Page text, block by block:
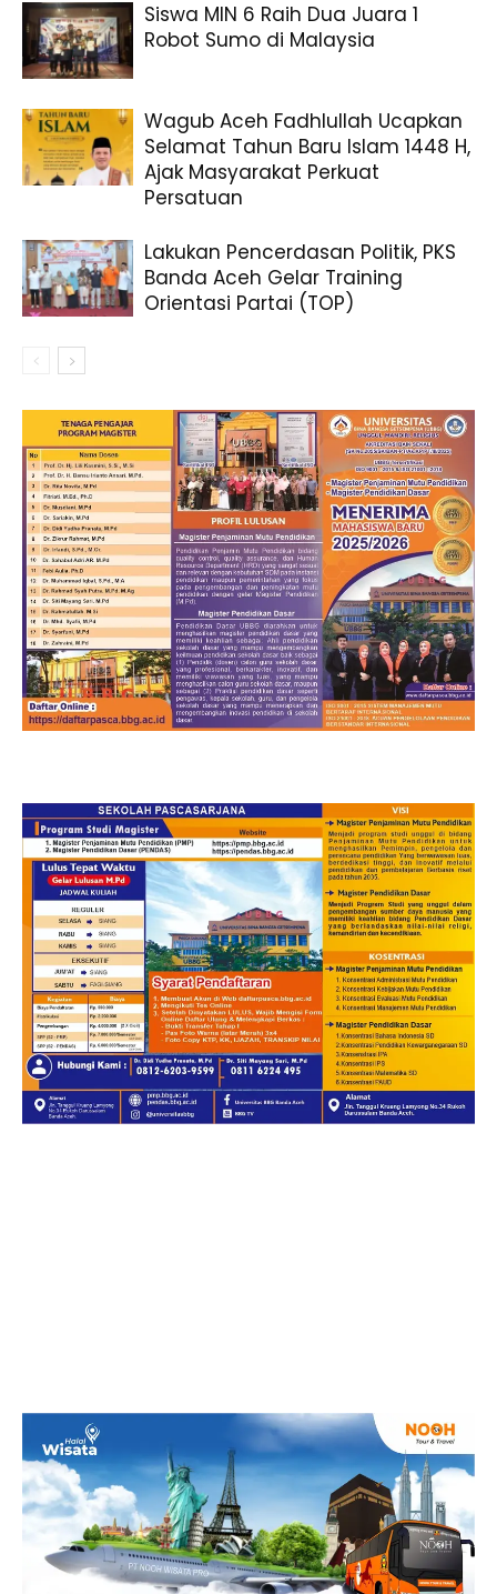
Siswa MIN 6 Raih Dua Juara 1
Robot Sumo di Malaysia
Wagub Aceh Fadhlullah Ucapkan
Selamat Tahun Baru Islam 1448 H,
Ajak Masyarakat Perkuat
Persatuan
Lakukan Pencerdasan Politik, PKS
Banda Aceh Gelar Training
Orientasi Partai (TOP)